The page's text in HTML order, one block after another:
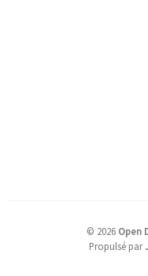
© 2026 Open
Propulsé par